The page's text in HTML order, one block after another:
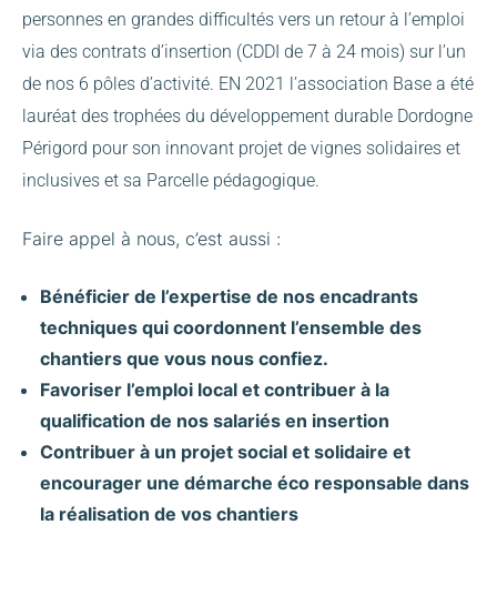
personnes en grandes difficultés vers un retour à l’emploi
via des contrats d’insertion (CDDI de 7 à 24 mois) sur l’un
de nos 6 pôles d’activité. EN 2021 l’association Base a été
lauréat des trophées du développement durable Dordogne
Périgord pour son innovant projet de vignes solidaires et
inclusives et sa Parcelle pédagogique.
Faire appel à nous, c’est aussi :
Bénéficier de l’expertise de nos encadrants
techniques qui coordonnent l’ensemble des
chantiers que vous nous confiez.
Favoriser l’emploi local et contribuer à la
qualification de nos salariés en insertion
Contribuer à un projet social et solidaire et
encourager une démarche éco responsable dans
la réalisation de vos chantiers